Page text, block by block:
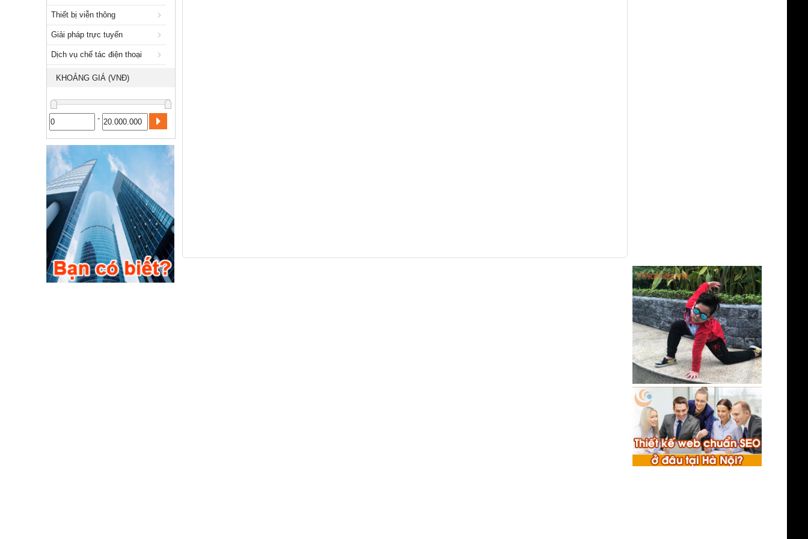
Giải pháp trực tuyến
Dịch vụ chế tác điện thoại
Nhà và Đất
Thiết bị viễn thông
Giải pháp trực tuyến
Dịch vụ chế tác điện thoại
KHOẢNG GIÁ (VNĐ)
-